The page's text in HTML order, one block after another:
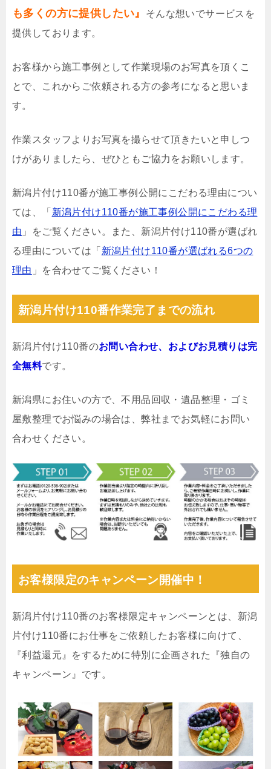
も多くの方に提供したい』
そんな想いでサービスを
提供しております。
お客様から施工事例として作業現場のお写真を頂くこ
とで、これからご依頼される方の参考になると思いま
す。
作業スタッフよりお写真を撮らせて頂きたいと申しつ
けがありましたら、ぜひともご協力をお願いします。
新潟片付け110番が施工事例公開にこだわる理由につい
ては、「 新潟片付け110番が施工事例公開にこだわる理
由 」をご覧ください。また、新潟片付け110番が選ばれ
る理由については「 新潟片付け110番が選ばれる6つの
理由 」を合わせてご覧ください！
新潟片付け110番作業完了までの流れ
新潟片付け110番のお問い合わせ、およびお見積りは完
全無料です。
新潟県にお住いの方で、不用品回収・遺品整理・ゴミ
屋敷整理でお悩みの場合は、弊社までお気軽にお問い
合わせください。
お客様限定のキャンペーン開催中！
新潟片付け110番のお客様限定キャンペーンとは、新潟
片付け110番にお仕事をご依頼したお客様に向けて、
『利益還元』をするために特別に企画された『独自の
キャンペーン』です。